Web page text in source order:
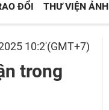
ĐỔI THƯ VIỆN ẢNH
10:2'(GMT+7)
trong